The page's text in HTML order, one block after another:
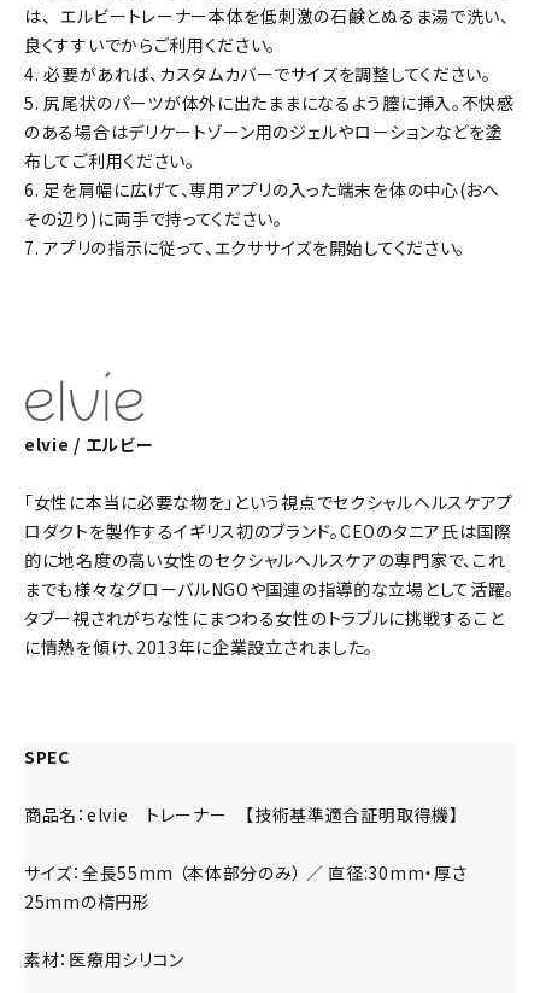
は、 エルビートレーナー本体を低刺激の石鹸とぬるま湯で洗い、
良くすすいでからご利用ください。
4. 必要があれば、カスタムカバーでサイズを調整してください。
5. 尻尾状のパーツが体外に出たままになるよう膣に挿入。不快感
のある場合はデリケートゾーン用のジェルやローションなどを塗
布してご利用ください。
6. 足を肩幅に広げて、専用アプリの入った端末を体の中心(おへ
その辺り)に両手で持ってください。
7. アプリの指示に従って、エクササイズを開始してください。
elvie / エルビー
「女性に本当に必要な物を」という視点でセクシャルヘルスケアプ
ロダクトを製作するイギリス初のブランド。CEOのタニア氏は国際
的に地名度の高い女性のセクシャルヘルスケアの専門家で、これ
までも様々なグローバルNGOや国連の指導的な立場として活躍。
タブー視されがちな性にまつわる女性のトラブルに挑戦すること
に情熱を傾け、2013年に企業設立されました。
SPEC
商品名：elvie トレーナー 【技術基準適合証明取得機】
サイズ：全長55mm （本体部分のみ） ／ 直径:30mm・厚さ
25mmの楕円形
素材：医療用シリコン